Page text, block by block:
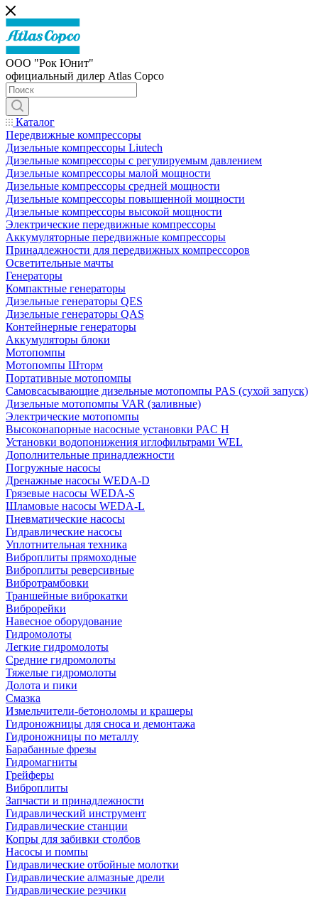
ООО "Рок Юнит"
официальный дилер Atlas Copco
Каталог
Передвижные компрессоры
Дизельные компрессоры Liutech
Дизельные компрессоры с регулируемым давлением
Дизельные компрессоры малой мощности
Дизельные компрессоры средней мощности
Дизельные компрессоры повышенной мощности
Дизельные компрессоры высокой мощности
Электрические передвижные компрессоры
Аккумуляторные передвижные компрессоры
Принадлежности для передвижных компрессоров
Осветительные мачты
Генераторы
Компактные генераторы
Дизельные генераторы QES
Дизельные генераторы QAS
Контейнерные генераторы
Аккумуляторы блоки
Мотопомпы
Мотопомпы Шторм
Портативные мотопомпы
Самовсасывающие дизельные мотопомпы PAS (сухой запуск)
Дизельные мотопомпы VAR (заливные)
Электрические мотопомпы
Высоконапорные насосные установки PAC H
Установки водопонижения иглофильтрами WEL
Дополнительные принадлежности
Погружные насосы
Дренажные насосы WEDA-D
Грязевые насосы WEDA-S
Шламовые насосы WEDA-L
Пневматические насосы
Гидравлические насосы
Уплотнительная техника
Виброплиты прямоходные
Виброплиты реверсивные
Вибротрамбовки
Траншейные виброкатки
Виброрейки
Навесное оборудование
Гидромолоты
Легкие гидромолоты
Средние гидромолоты
Тяжелые гидромолоты
Долота и пики
Смазка
Измельчители-бетоноломы и крашеры
Гидроножницы для сноса и демонтажа
Гидроножницы по металлу
Барабанные фрезы
Гидромагниты
Грейферы
Виброплиты
Запчасти и принадлежности
Гидравлический инструмент
Гидравлические станции
Копры для забивки столбов
Насосы и помпы
Гидравлические отбойные молотки
Гидравлические алмазные дрели
Гидравлические резчики